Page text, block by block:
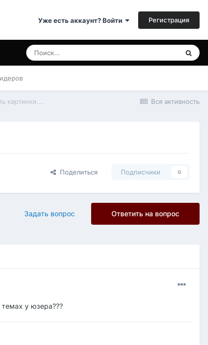
Уже есть аккаунт? Войти Регистрация
Вся активность
картинки....
Поделиться Подписчики 0
Ответить на вопрос
Задать вопрос
у юзера???